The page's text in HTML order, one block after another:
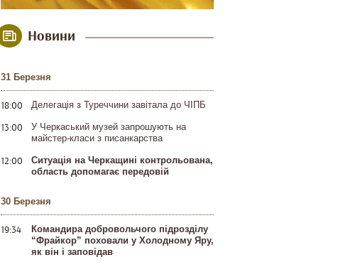
Новини
31 Березня
18:00 Делегація з Туреччини завітала до ЧІПБ
13:00
У Черкаський музей запрошують на
майстер-класи з писанкарства
12:00
Ситуація на Черкащині контрольована,
область допомагає передовій
30 Березня
19:34
Командира добровольчого підрозділу
“Фрайкор” поховали у Холодному Яру,
як він і заповідав